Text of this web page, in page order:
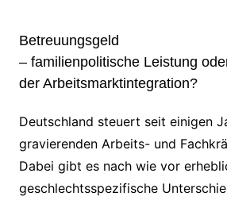
Betreuungsgeld
– familienpolitische Leistung
der Arbeitsmarktintegration?
Deutschland steuert seit einigen
gravierenden Arbeits- und
Dabei gibt es nach wie vor
geschlechtsspezifische